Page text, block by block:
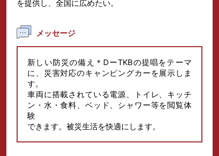
を提供し、全国に広めたい。
メッセージ
新しい防災の備え＊DーTKBの提唱をテーマ
に、災害対応のキャンピングカーを展示しま
す。
車両に搭載されている電源、トイレ、キッチ
ン・水・食料、ベッド、シャワー等を閲覧体
験
できます。被災生活を快適にします。